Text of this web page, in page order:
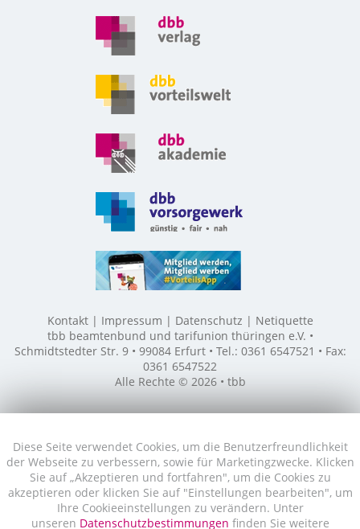
Diese Seite verwendet Cookies, um die Benutzerfreundlichkeit
der Webseite zu verbessern, sowie für Marketingzwecke. Klicken
Sie auf „Akzeptieren und fortfahren", um die Cookies zu
akzeptieren oder klicken Sie auf "Einstellungen bearbeiten", um
Ihre Cookieeinstellungen zu verändern. Unter
unseren Datenschutzbestimmungen finden Sie weitere
Kontakt Impressum Datenschutz
Netiquette
tbb beamtenbund und tarifunion thüringen e.V. •
Schmidtstedter Str. 9 • 99084 Erfurt • Tel.: 0361 6547521 • Fax:
0361 6547522
Alle Rechte © 2026 • tbb